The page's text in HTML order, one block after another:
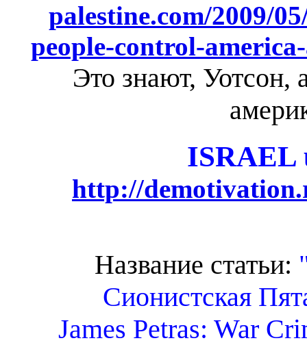
palestine.com/2009/
people-control-
Это знают, Уотсон,
ISRAEL
http://
Название статьи:
Сионистская
James Petras: War